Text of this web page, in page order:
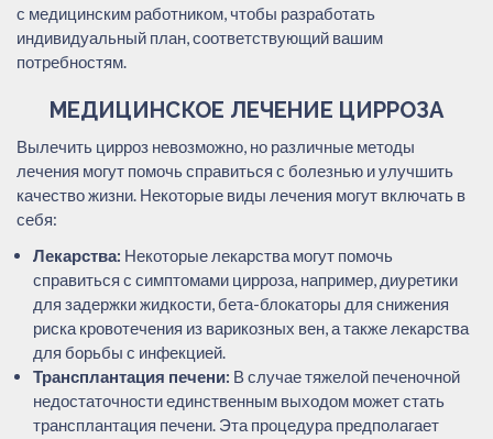
с медицинским работником, чтобы разработать
индивидуальный план, соответствующий вашим
потребностям.
МЕДИЦИНСКОЕ ЛЕЧЕНИЕ ЦИРРОЗА
Вылечить цирроз невозможно, но различные методы
лечения могут помочь справиться с болезнью и улучшить
качество жизни. Некоторые виды лечения могут включать в
себя:
Лекарства: Некоторые лекарства могут помочь
справиться с симптомами цирроза, например, диуретики
для задержки жидкости, бета-блокаторы для снижения
риска кровотечения из варикозных вен, а также лекарства
для борьбы с инфекцией.
Трансплантация печени: В случае тяжелой печеночной
недостаточности единственным выходом может стать
трансплантация печени. Эта процедура предполагает